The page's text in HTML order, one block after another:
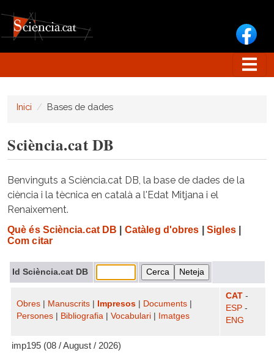
Inici Bases de dades
Sciència.cat DB
Benvinguts a Sciència.cat DB, la base de dades de la
ciència i la tècnica en català a l'Edat Mitjana i el
Renaixement.
Què és Sciència.cat DB Catàleg d'obres Sigles|
Com citar
Id Sciència.cat DB
Obres Manuscrits Impresos Documents
Persones
Bibliografia Vocabulari Imatges
CAT -
ESP -
ENG
imp195 (08 / August / 2026)